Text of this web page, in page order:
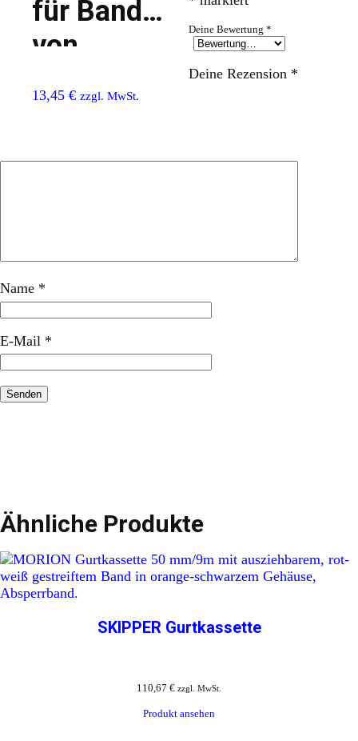
für Band
von
13,45 € zzgl. MwSt.
Deine Bewertung *
Deine Rezension *
Name *
E-Mail *
Ähnliche Produkte
SKIPPER Gurtkassette
110,67 € zzgl. MwSt.
Produkt ansehen